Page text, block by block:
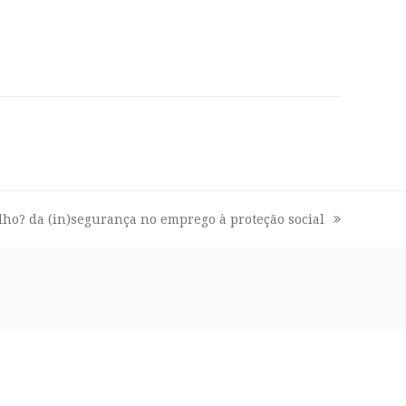
da (in)segurança no emprego à proteção social